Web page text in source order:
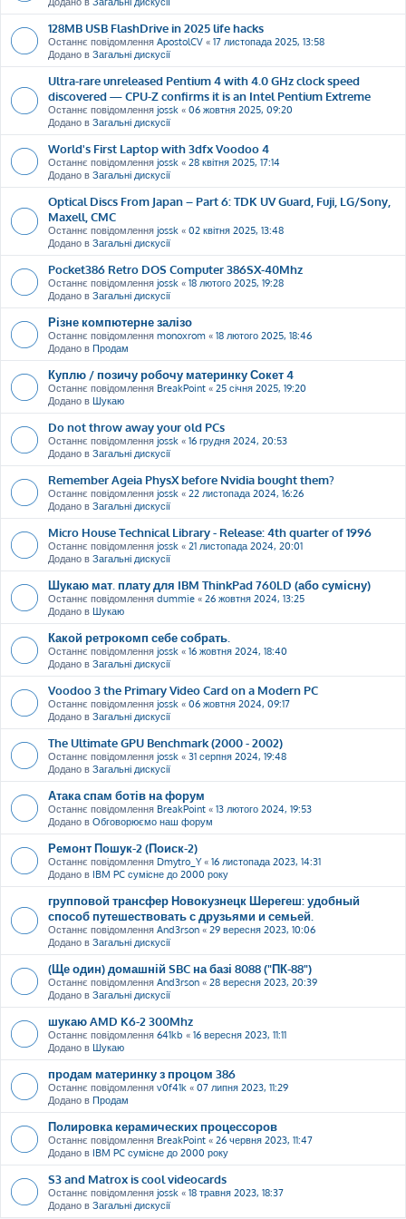
128MB USB FlashDrive in 2025 life hacks
Останнє повідомлення ApostolCV « 17 листопада 2025, 13:58
Додано в Загальні дискусії
Ultra-rare unreleased Pentium 4 with 4.0 GHz clock speed
discovered — CPU-Z confirms it is an Intel Pentium Extreme
Останнє повідомлення jossk « 06 жовтня 2025, 09:20
Додано в Загальні дискусії
World's First Laptop with 3dfx Voodoo 4
Останнє повідомлення jossk « 28 квітня 2025, 17:14
Додано в Загальні дискусії
Optical Discs From Japan – Part 6: TDK UV Guard, Fuji, LG/Sony,
Maxell, CMC
Останнє повідомлення jossk « 02 квітня 2025, 13:48
Додано в Загальні дискусії
Pocket386 Retro DOS Computer 386SX-40Mhz
Останнє повідомлення jossk « 18 лютого 2025, 19:28
Додано в Загальні дискусії
Різне компютерне залізо
Останнє повідомлення monoxrom « 18 лютого 2025, 18:46
Додано в Продам
Куплю / позичу робочу материнку Сокет 4
Останнє повідомлення BreakPoint « 25 січня 2025, 19:20
Додано в Шукаю
Do not throw away your old PCs
Останнє повідомлення jossk « 16 грудня 2024, 20:53
Додано в Загальні дискусії
Remember Ageia PhysX before Nvidia bought them?
Останнє повідомлення jossk « 22 листопада 2024, 16:26
Додано в Загальні дискусії
Micro House Technical Library - Release: 4th quarter of 1996
Останнє повідомлення jossk « 21 листопада 2024, 20:01
Додано в Загальні дискусії
Шукаю мат. плату для IBM ThinkPad 760LD (або сумісну)
Останнє повідомлення dummie « 26 жовтня 2024, 13:25
Додано в Шукаю
Какой ретрокомп себе собрать.
Останнє повідомлення jossk « 16 жовтня 2024, 18:40
Додано в Загальні дискусії
Voodoo 3 the Primary Video Card on a Modern PC
Останнє повідомлення jossk « 06 жовтня 2024, 09:17
Додано в Загальні дискусії
The Ultimate GPU Benchmark (2000 - 2002)
Останнє повідомлення jossk « 31 серпня 2024, 19:48
Додано в Загальні дискусії
Атака спам ботів на форум
Останнє повідомлення BreakPoint « 13 лютого 2024, 19:53
Додано в Обговорюємо наш форум
Ремонт Пошук-2 (Поиск-2)
Останнє повідомлення Dmytro_Y« 16 листопада 2023, 14:31
Додано в IBM PC сумісне до 2000 року
групповой трансфер Новокузнецк Шерегеш: удобный
способ путешествовать с друзьями и семьей.
Останнє повідомлення And3rson « 29 вересня 2023, 10:06
Додано в Загальні дискусії
(Ще один) домашній SBC на базі 8088 ("ПК-88")
Останнє повідомлення And3rson « 28 вересня 2023, 20:39
Додано в Загальні дискусії
шукаю AMD K6-2 300Mhz
Останнє повідомлення 641kb « 16 вересня 2023, 11:11
Додано в Шукаю
продам материнку з процом 386
Останнє повідомлення v0f41k « 07 липня 2023, 11:29
Додано в Продам
Полировка керамических процессоров
Останнє повідомлення BreakPoint « 26 червня 2023, 11:47
Додано в IBM PC сумісне до 2000 року
S3 and Matrox is cool videocards
Останнє повідомлення jossk « 18 травня 2023, 18:37
Додано в Загальні дискусії